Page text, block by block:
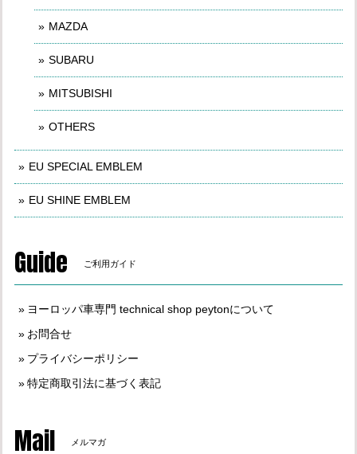
MAZDA
SUBARU
MITSUBISHI
OTHERS
EU SPECIAL EMBLEM
EU SHINE EMBLEM
Guide ご利用ガイド
ヨーロッパ車専門 technical shop peytonについて
お問合せ
プライバシーポリシー
特定商取引法に基づく表記
Mail メルマガ